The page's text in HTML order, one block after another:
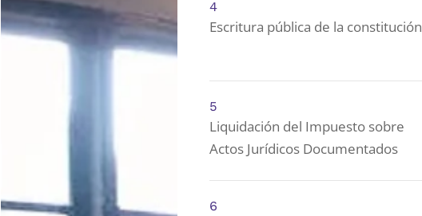
4
Escritura pública de la constitución
5
Liquidación del Impuesto sobre
Actos Jurídicos Documentados
6